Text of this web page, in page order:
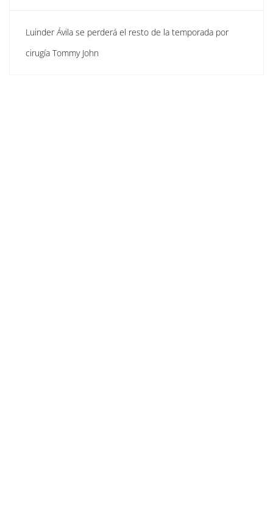
Luinder Ávila se perderá el resto de la temporada por
cirugía Tommy John